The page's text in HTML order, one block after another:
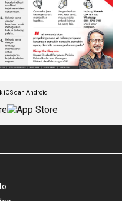
iOS dan Android